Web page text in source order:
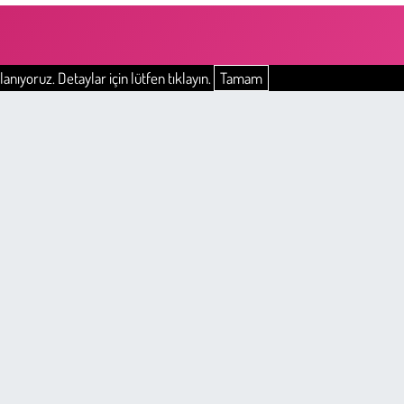
Detaylar için lütfen tıklayın. Tamam